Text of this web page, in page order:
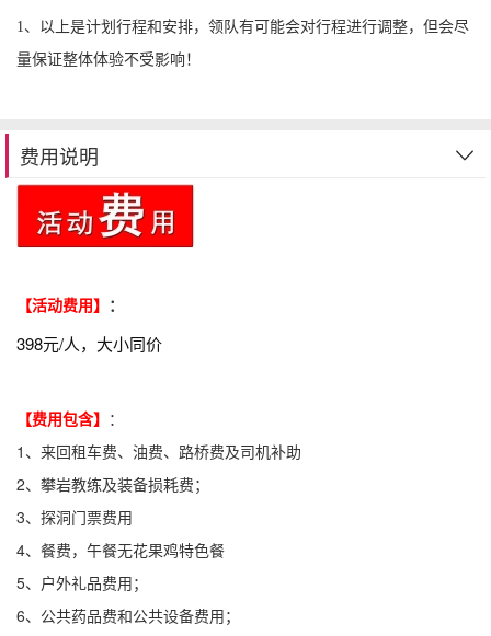
1、以上是计划行程和安排，领队有可能会对行程进行调整，但会尽
量保证整体体验不受影响！
费用说明
【活动费用 】 ：
398元/人，大小同价
【费用包含】 ：
1、来回租车费、油费、路桥费及司机补助
2、 攀岩教练及装备损耗费；
3、探洞门票费用
4、餐费，午餐无花果鸡特色餐
5、 户外礼品费用；
6、公共药品费和公共设备费用；